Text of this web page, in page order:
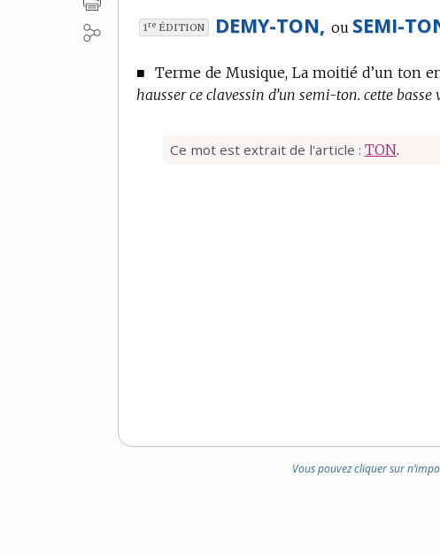
1re ÉDITION DEMY-TON, ou SEMI-
■ Terme de Musique, La moitié d’un ton
hausser ce clavessin d’un semi-ton. cette
Ce mot est extrait de l'article : TON.
Vous pouvez cliquer sur